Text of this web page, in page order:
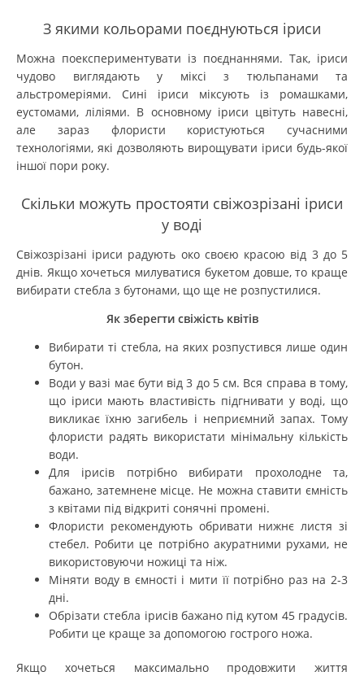
З якими кольорами поєднуються іриси
Можна поекспериментувати із поєднаннями. Так, іриси
чудово виглядають у міксі з тюльпанами та
альстромеріями. Сині іриси міксують із ромашками,
еустомами, ліліями. В основному іриси цвітуть навесні,
але зараз флористи користуються сучасними
технологіями, які дозволяють вирощувати іриси будь-якої
іншої пори року.
Скільки можуть простояти свіжозрізані іриси
у воді
Свіжозрізані іриси радують око своєю красою від 3 до 5
днів. Якщо хочеться милуватися букетом довше, то краще
вибирати стебла з бутонами, що ще не розпустилися.
Як зберегти свіжість квітів
Вибирати ті стебла, на яких розпустився лише один
бутон.
Води у вазі має бути від 3 до 5 см. Вся справа в тому,
що іриси мають властивість підгнивати у воді, що
викликає їхню загибель і неприємний запах. Тому
флористи радять використати мінімальну кількість
води.
Для ірисів потрібно вибирати прохолодне та,
бажано, затемнене місце. Не можна ставити ємність
з квітами під відкриті сонячні промені.
Флористи рекомендують обривати нижнє листя зі
стебел. Робити це потрібно акуратними рухами, не
використовуючи ножиці та ніж.
Міняти воду в ємності і мити її потрібно раз на 2-3
дні.
Обрізати стебла ірисів бажано під кутом 45 градусів.
Робити це краще за допомогою гострого ножа.
Якщо хочеться максимально продовжити життя